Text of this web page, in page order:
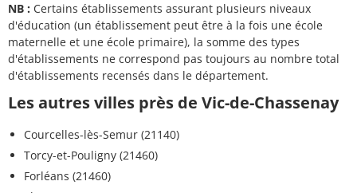
NB : Certains établissements assurant plusieurs niveaux
d'éducation (un établissement peut être à la fois une école
maternelle et une école primaire), la somme des types
d'établissements ne correspond pas toujours au nombre total
d'établissements recensés dans le département.
Les autres villes près de Vic-de-Chassenay
Courcelles-lès-Semur (21140)
Torcy-et-Pouligny (21460)
Forléans (21460)